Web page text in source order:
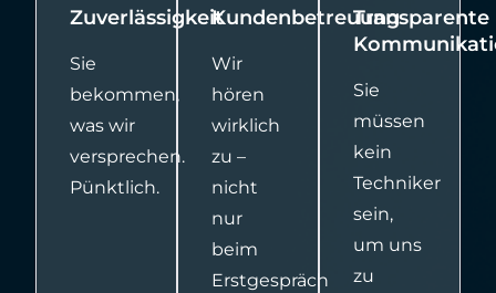
Zuverlässigkeit
Sie
bekommen,
was wir
versprechen.
Pünktlich.
Kundenbetreuung
Wir
hören
wirklich
zu –
nicht
nur
beim
Erstgespräch
Transparente
Sie
müssen
kein
Techniker
sein,
um uns
zu